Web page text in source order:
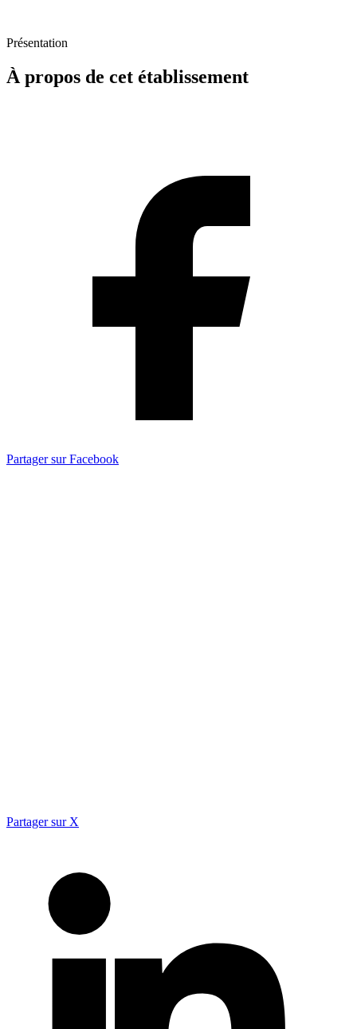
Présentation
À propos de cet établissement
Partager sur Facebook
Partager sur X